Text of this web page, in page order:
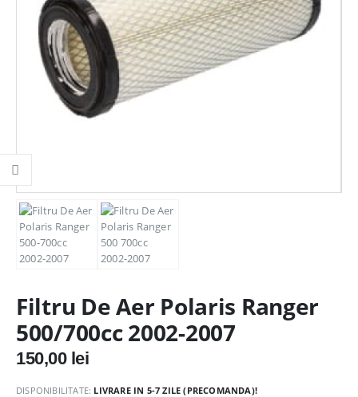
Filtru De Aer Polaris Ranger
500/700cc 2002-2007
150,00 lei
DISPONIBILITATE: LIVRARE IN 5-7 ZILE (PRECOMANDA)!